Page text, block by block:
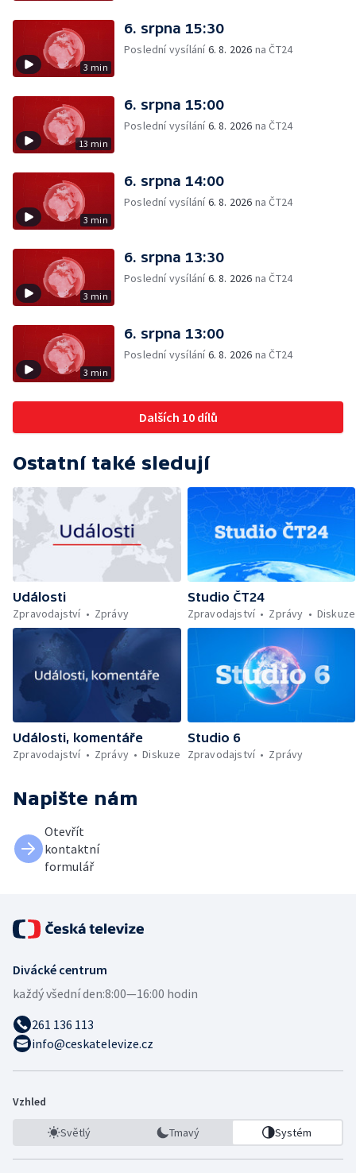
3 min
6. srpna 15:30
Poslední vysílání6. 8. 2026 na ČT24
13 min
6. srpna 15:00
Poslední vysílání6. 8. 2026 na ČT24
3 min
6. srpna 14:00
Poslední vysílání6. 8. 2026 na ČT24
3 min
6. srpna 13:30
Poslední vysílání6. 8. 2026 na ČT24
3 min
6. srpna 13:00
Poslední vysílání6. 8. 2026 na ČT24
Dalších 10 dílů
Ostatní také sledují
Události
Zpravodajství
Zprávy
Studio ČT24
Zpravodajství
Zprávy Diskuze
Události, komentáře
Zpravodajství
Zprávy Diskuze
Studio 6
Zpravodajství
Zprávy
Napište nám
Otevřít
kontaktní
formulář
Divácké centrum
každý všední den:8:00—16:00 hodin
261 136 113
info@ceskatelevize.cz
Vzhled
Světlý Tmavý Systém